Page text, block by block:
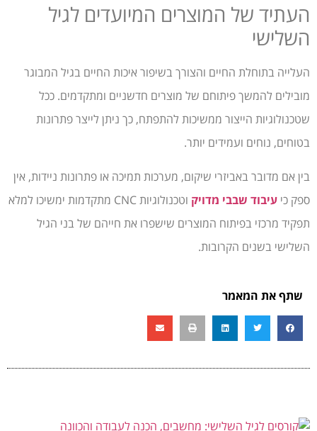
העתיד של המוצרים המיועדים לגיל
השלישי
העלייה בתוחלת החיים והצורך בשיפור איכות החיים בגיל המבוגר
מובילים להמשך פיתוחם של מוצרים חדשניים ומתקדמים. ככל
שטכנולוגיות הייצור ממשיכות להתפתח, כך ניתן לייצר פתרונות
בטוחים, נוחים ועמידים יותר.
בין אם מדובר באביזרי שיקום, מערכות תמיכה או פתרונות ניידות, אין
ספק כי עיבוד שבבי מדויק
וטכנולוגיות CNC מתקדמות ימשיכו למלא
תפקיד מרכזי בפיתוח המוצרים שישפרו את חייהם של בני הגיל
השלישי בשנים הקרובות.
שתף את המאמר